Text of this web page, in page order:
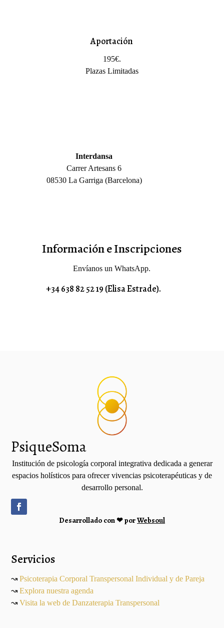
Aportación
195€.
Plazas Limitadas
Interdansa
Carrer Artesans 6
08530 La Garriga (Barcelona)
Información e Inscripciones
Envíanos un WhatsApp.
+34 638 82 52 19 (Elisa Estrade).
PsiqueSoma
Institución de psicología corporal integrativa dedicada a generar
espacios holísticos para ofrecer vivencias psicoterapéuticas y de
desarrollo personal.
Desarrollado con ❤ porWebsoul
Servicios
↝ Psicoterapia Corporal Transpersonal Individual y de Pareja
↝Explora nuestra agenda
↝Visita la web de Danzaterapia Transpersonal